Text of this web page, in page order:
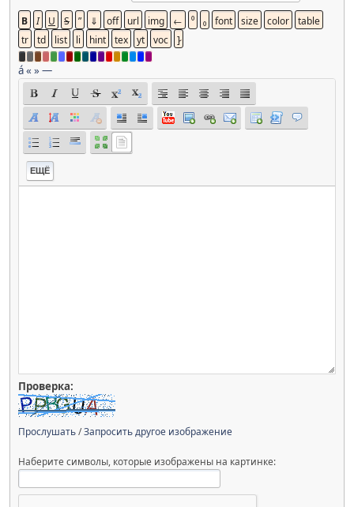
á« »—
ЕЩЁ
Проверка:
Прослушать/Запросить другое изображение
Наберите символы, которые изображены на картинке: